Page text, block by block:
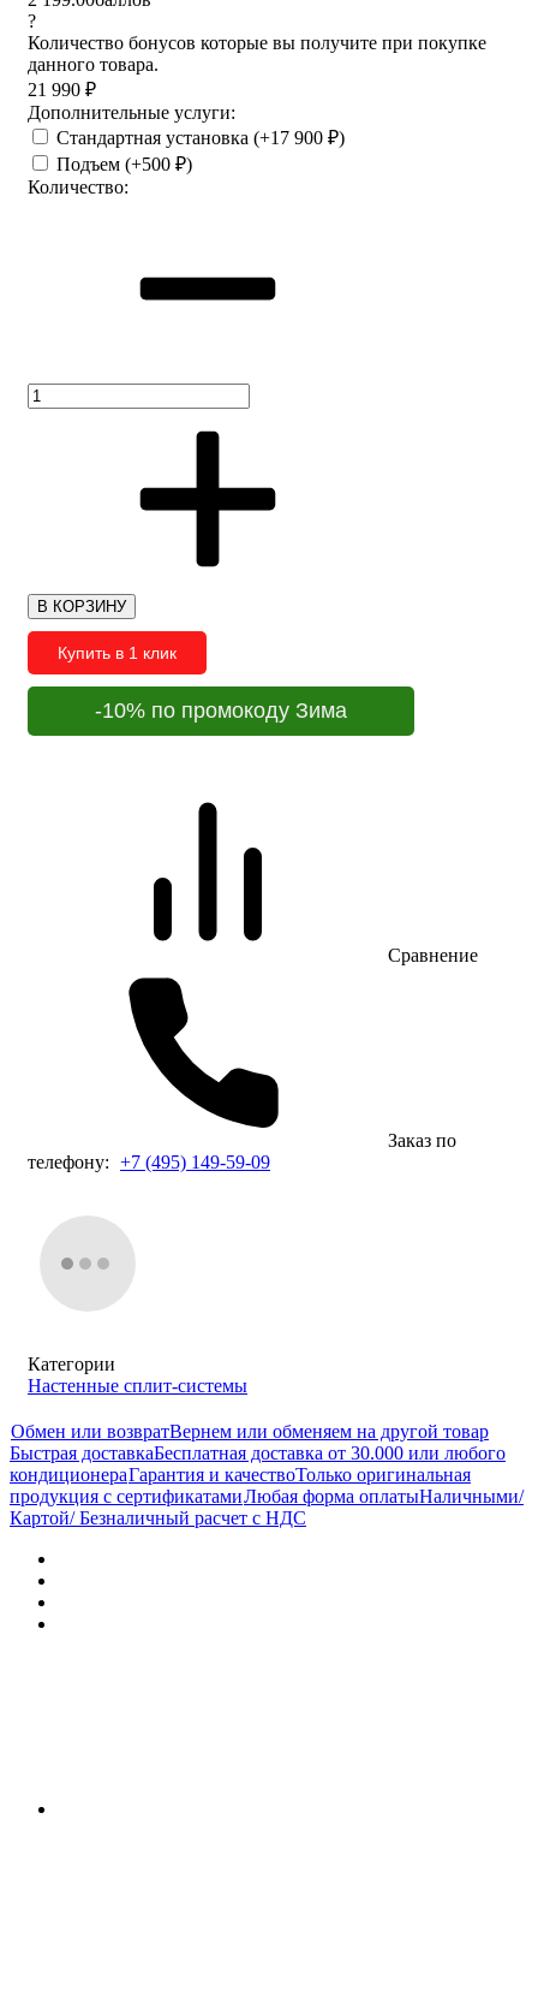
?
Количество бонусов которые вы получите при покупке
данного товара.
21 990 ₽
Дополнительные услуги:
Стандартная установка (+17 900 ₽)
Подъем (+500 ₽)
Количество:
В КОРЗИНУ
Купить в 1 клик
-10% по промокоду Зима
Сравнение
Заказ по
телефону: +7 (495) 149-59-09
Категории
Настенные сплит-системы
Обмен или возвратВернем или обменяем на другой товар
Быстрая доставкаБесплатная доставка от 30.000 или любого
кондиционераГарантия и качествоТолько оригинальная
продукция с сертификатамиЛюбая форма оплатыНаличными/
Картой/ Безналичный расчет с НДС